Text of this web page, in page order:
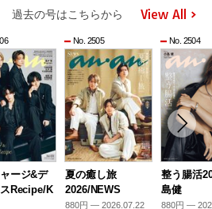
過去の号はこちらから View All
ージ&デ
スRecipe/K
No. 2505
夏の癒し旅
2026/NEWS
880円 — 2026.07.22
No. 2504
整う腸活
島健
880円 —